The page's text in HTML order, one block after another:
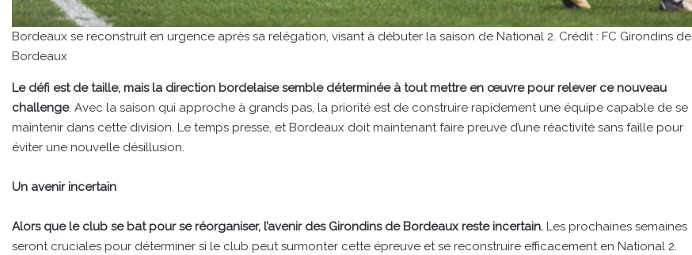
Bordeaux se reconstruit en urgence après sa relégation, visant à débuter la saison de National 2. Crédit : FC Girondins de
Bordeaux
Le défi est de taille, mais la direction bordelaise semble déterminée à tout mettre en œuvre pour relever ce nouveau
challenge. Avec la saison qui approche à grands pas, la priorité est de construire rapidement une équipe capable de se
maintenir dans cette division. Le temps presse, et Bordeaux doit maintenant faire preuve d’une réactivité sans faille pour
éviter une nouvelle désillusion.
Un avenir incertain
Alors que le club se bat pour se réorganiser, l’avenir des Girondins de Bordeaux reste incertain. Les prochaines semaines
seront cruciales pour déterminer si le club peut surmonter cette épreuve et se reconstruire efficacement en National 2.